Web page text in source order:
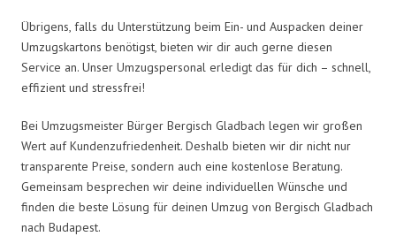
Übrigens, falls du Unterstützung beim Ein- und Auspacken deiner
Umzugskartons benötigst, bieten wir dir auch gerne diesen
Service an. Unser Umzugspersonal erledigt das für dich – schnell,
effizient und stressfrei!
Bei Umzugsmeister Bürger Bergisch Gladbach legen wir großen
Wert auf Kundenzufriedenheit. Deshalb bieten wir dir nicht nur
transparente Preise, sondern auch eine kostenlose Beratung.
Gemeinsam besprechen wir deine individuellen Wünsche und
finden die beste Lösung für deinen Umzug von Bergisch Gladbach
nach Budapest.